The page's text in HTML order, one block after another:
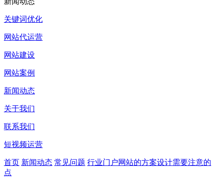
关键词优化
网站代运营
网站建设
网站案例
新闻动态
关于我们
联系我们
短视频运营
首页 新闻动态 常见问题 行业门户网站的方案设计需要注意的
点